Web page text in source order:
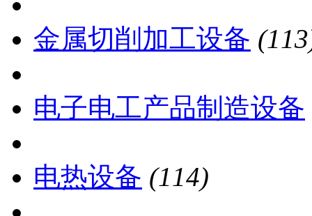
金属切削加工设备
电子电工产品制造设备
电热设备 (114)